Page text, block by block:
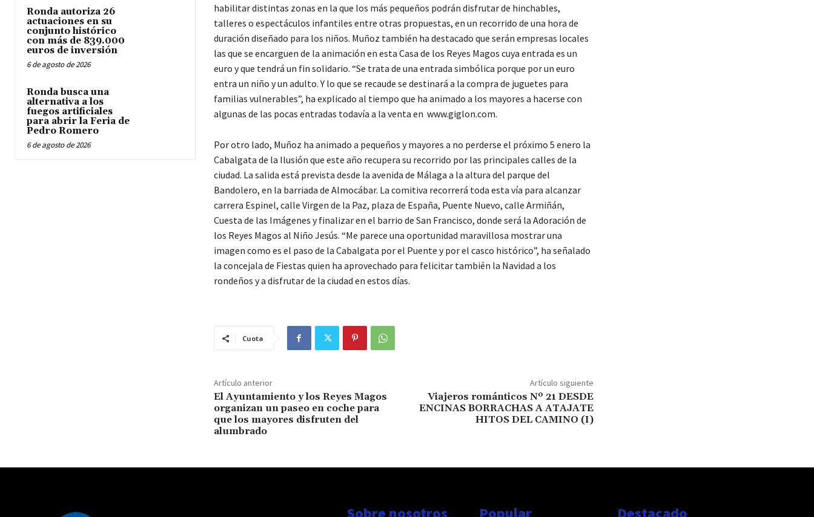
Ronda autoriza 26
actuaciones en su
conjunto histórico
con más de 839.000
euros de inversión
6 de agosto de 2026
Ronda busca una
alternativa a los
fuegos artificiales
para abrir la Feria de
Pedro Romero
6 de agosto de 2026
habilitar distintas zonas en la que los más pequeños podrán disfrutar de hinchables,
talleres o espectáculos infantiles entre otras propuestas, en un recorrido de una hora de
duración diseñado para los niños. Muñoz también ha destacado que serán empresas locales
las que se encarguen de la animación en esta Casa de los Reyes Magos cuya entrada es un
euro y que tendrá un fin solidario. “Se trata de una entrada simbólica porque por un euro
entra un niño y un adulto. Y lo que se recaude se destinará a la compra de juguetes para
familias vulnerables”, ha explicado al tiempo que ha animado a los mayores a hacerse con
algunas de las pocas entradas todavía a la venta en www.giglon.com.
Por otro lado, Muñoz ha animado a pequeños y mayores a no perderse el próximo 5 enero la
Cabalgata de la Ilusión que este año recupera su recorrido por las principales calles de la
ciudad. La salida está prevista desde la avenida de Málaga a la altura del parque del
Bandolero, en la barriada de Almocábar. La comitiva recorrerá toda esta vía para alcanzar
carrera Espinel, calle Virgen de la Paz, plaza de España, Puente Nuevo, calle Armiñán,
Cuesta de las Imágenes y finalizar en el barrio de San Francisco, donde será la Adoración de
los Reyes Magos al Niño Jesús. “Me parece una oportunidad maravillosa mostrar una
imagen como es el paso de la Cabalgata por el Puente y por el casco histórico”, ha señalado
la concejala de Fiestas quien ha aprovechado para felicitar también la Navidad a los
rondeños y a disfrutar de la ciudad en estos días.
Cuota
Artículo anterior
El Ayuntamiento y los Reyes Magos
organizan un paseo en coche para
que los mayores disfruten del
alumbrado
Artículo siguiente
Viajeros románticos Nº 21 DESDE
ENCINAS BORRACHAS A ATAJATE
HITOS DEL CAMINO (I)
Sobre nosotros Popular Destacado